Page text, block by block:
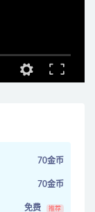
70金币
70金币
免费 推荐